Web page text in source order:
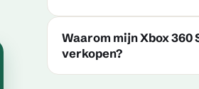
Waarom mijn Xbox
verkopen?